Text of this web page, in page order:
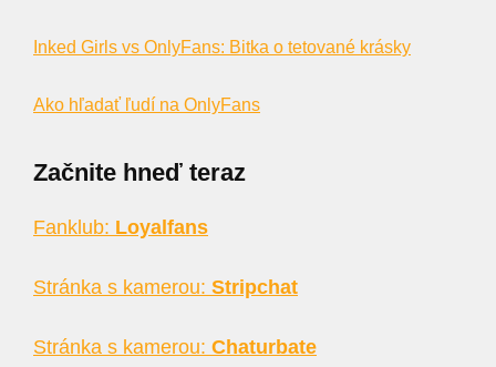
Inked Girls vs OnlyFans: Bitka o tetované krásky
Ako hľadať ľudí na OnlyFans
Začnite hneď teraz
Fanklub: Loyalfans
Stránka s kamerou: Stripchat
Stránka s kamerou: Chaturbate